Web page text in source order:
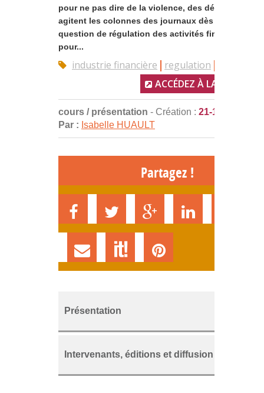
pour ne pas dire de la violence, des débats qui
agitent les colonnes des journaux dès qu'il est
question de régulation des activités financières
pour...
industrie financière regulation
ACCÉDEZ À LA
cours / présentation - Création : 21-12-2017
Par : Isabelle HUAULT
Partagez !
Présentation
Intervenants, éditions et diffusion